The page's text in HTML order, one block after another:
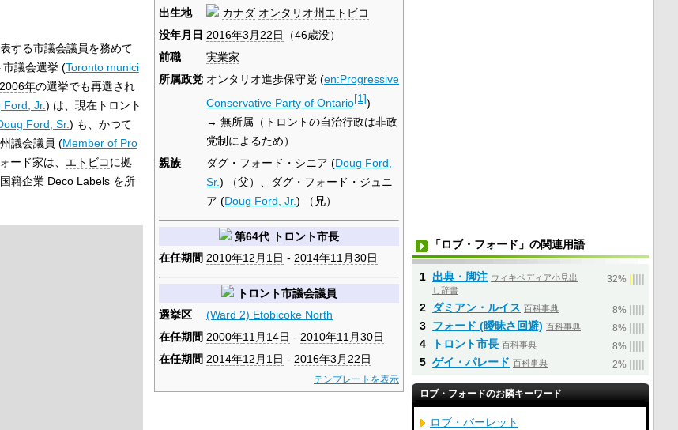
出生地
カナダ オンタリオ州 エトビコ
没年月日 2016年3月22日
（46歳没）
前職
実業家
所属政党 オンタリオ進歩保守党 (en:Progressive
Conservative Party of Ontario[1])
→ 無所属（トロントの自治行政は非政
党制によるため）
親族
ダグ・フォード・シニア (Doug Ford,
Sr.) （父）、ダグ・フォード・ジュニ
ア (Doug Ford, Jr.) （兄）
第64代 トロント市長
在任期間 2010年12月1日 - 2014年11月30日
トロント市議会議員
選挙区
(Ward 2) Etobicoke North
在任期間 2000年11月14日 - 2010年11月30日
在任期間 2014年12月1日 - 2016年3月22日
テンプレートを表示
する市議会議員を務めて
市議会選挙 (Toronto munici
2006年の選挙でも再選され
Ford, Jr.) は、現在トロント
Ford, Sr.) も、かつて
議会議員 (Member of Pro
ード家は、 エトビコに拠
籍企業 Deco Labels を所
「ロブ・フォード」の関連用語
1 出典・脚注 ウィキペディア小見出
し辞書
32%
2 ダミアン・ルイス 百科事典 8%
3 フォード (曖昧さ回避) 百科事典 8%
4 トロント市長 百科事典 8%
5 ゲイ・パレード 百科事典 2%
ロブ・フォードのお隣キーワード
ロブ・バーレット